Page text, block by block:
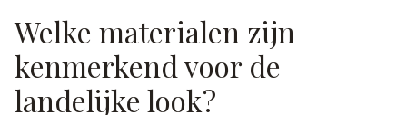
Welke materialen zijn
kenmerkend voor de
landelijke look?